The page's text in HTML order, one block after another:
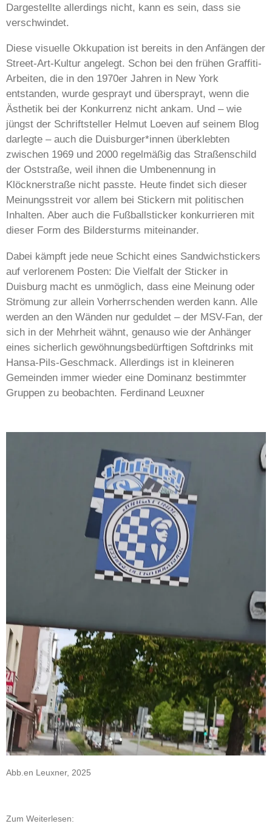
Dargestellte allerdings nicht, kann es sein, dass sie
verschwindet.
Diese visuelle Okkupation ist bereits in den Anfängen der
Street-Art-Kultur angelegt. Schon bei den frühen Graffiti-
Arbeiten, die in den 1970er Jahren in New York
entstanden, wurde gesprayt und übersprayt, wenn die
Ästhetik bei der Konkurrenz nicht ankam. Und – wie
jüngst der Schriftsteller Helmut Loeven auf seinem Blog
darlegte – auch die Duisburger*innen überklebten
zwischen 1969 und 2000 regelmäßig das Straßenschild
der Oststraße, weil ihnen die Umbenennung in
Klöcknerstraße nicht passte. Heute findet sich dieser
Meinungsstreit vor allem bei Stickern mit politischen
Inhalten. Aber auch die Fußballsticker konkurrieren mit
dieser Form des Bildersturms miteinander.
Dabei kämpft jede neue Schicht eines Sandwichstickers
auf verlorenem Posten: Die Vielfalt der Sticker in
Duisburg macht es unmöglich, dass eine Meinung oder
Strömung zur allein Vorherrschenden werden kann. Alle
werden an den Wänden nur geduldet – der MSV-Fan, der
sich in der Mehrheit wähnt, genauso wie der Anhänger
eines sicherlich gewöhnungsbedürftigen Softdrinks mit
Hansa-Pils-Geschmack. Allerdings ist in kleineren
Gemeinden immer wieder eine Dominanz bestimmter
Gruppen zu beobachten. Ferdinand Leuxner
Abb.en Leuxner, 2025
Zum Weiterlesen: